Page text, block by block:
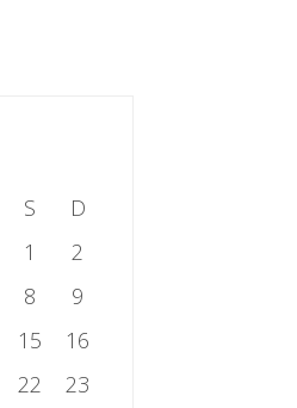
S
D
1
2
8
9
15
16
22
23